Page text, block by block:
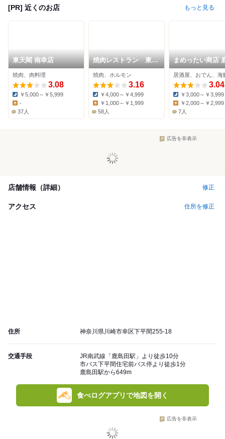
[PR] 近くのお店 もっと見る
東天閣 南幸店
焼肉、肉料理
3.08
Dinner:
￥5,000～￥5,999
Lunch:
-
37人
焼肉レストラン 東天
閣 南加瀬店
焼肉、ホルモン
3.16
Dinner:
￥4,000～￥4,999
Lunch:
￥1,000～￥1,999
58人
まめったい商店
田店
居酒屋、おでん、海
3.04
Dinner:
￥3,000～￥3,999
Lunch:
￥2,000～￥2,999
7人
広告を非表示
店舗情報（詳細） 修正
アクセス 住所を修正
住所 神奈川県川崎市幸区下平間255-18
交通手段
JR南武線「鹿島田駅」より徒歩10分
市バス下平間住宅前バス停より徒歩1分
鹿島田駅から649m
食べログアプリで地図を開く
広告を非表示